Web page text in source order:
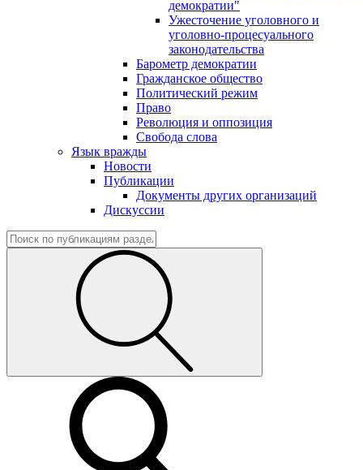
демократии"
Ужесточение уголовного и
уголовно-процесуального
законодательства
Барометр демократии
Гражданское общество
Политический режим
Право
Революция и оппозиция
Свобода слова
Язык вражды
Новости
Публикации
Документы других организаций
Дискуссии